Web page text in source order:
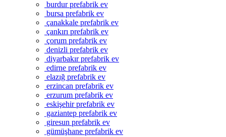
burdur prefabrik ev
bursa prefabrik ev
çanakkale prefabrik ev
çankırı prefabrik ev
çorum prefabrik ev
denizli prefabrik ev
diyarbakır prefabrik ev
edirne prefabrik ev
elazığ prefabrik ev
erzincan prefabrik ev
erzurum prefabrik ev
eskişehir prefabrik ev
gaziantep prefabrik ev
giresun prefabrik ev
gümüşhane prefabrik ev